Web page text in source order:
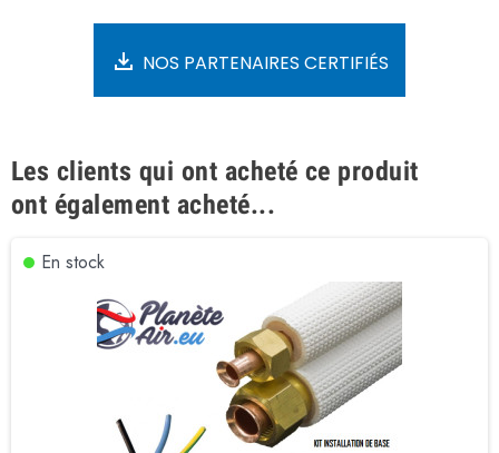
NOS PARTENAIRES CERTIFIÉS
Les clients qui ont acheté ce produit
ont également acheté...
En stock